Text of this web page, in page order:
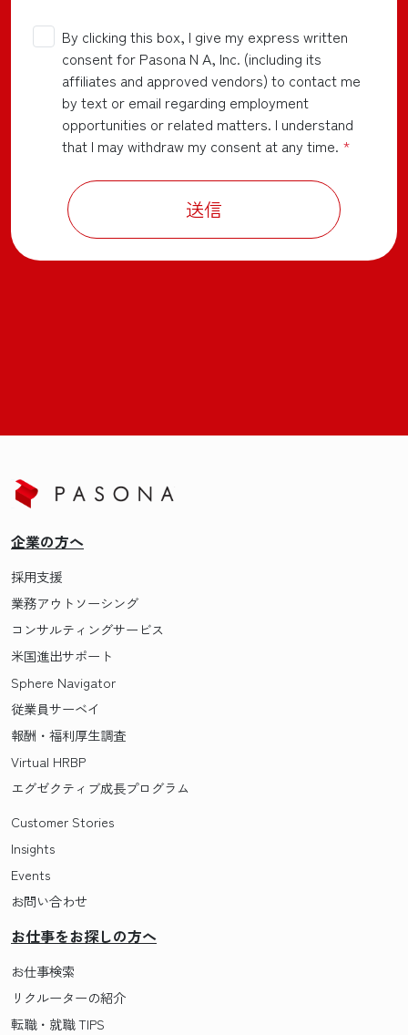
By clicking this box, I give my express written
consent for Pasona N A, Inc. (including its
affiliates and approved vendors) to contact me
by text or email regarding employment
opportunities or related matters. I understand
that I may withdraw my consent at any time. *
送信
企業の方へ
採用支援
業務アウトソーシング
コンサルティングサービス
米国進出サポート
Sphere Navigator
従業員サーベイ
報酬・福利厚生調査
Virtual HRBP
エグゼクティブ成長プログラム
Customer Stories
Insights
Events
お問い合わせ
お仕事をお探しの方へ
お仕事検索
リクルーターの紹介
転職・就職 TIPS